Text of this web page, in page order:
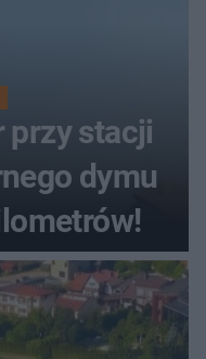
przy stacji
dymu